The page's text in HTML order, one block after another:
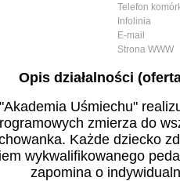
Telefon
Infolinia
E-mail
Strona WWW
Opis działalności
"Akademia Uśmiechu"
zmierza do
Każde dziecko
wykwalifikowanego
zapomina o